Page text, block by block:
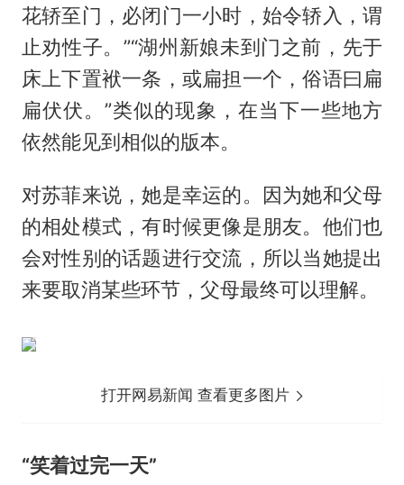
花轿至门，必闭门一小时，始令轿入，谓
止劝性子。”“湖州新娘未到门之前，先于
床上下置袱一条，或扁担一个，俗语曰扁
扁伏伏。”类似的现象，在当下一些地方
依然能见到相似的版本。
对苏菲来说，她是幸运的。因为她和父母
的相处模式，有时候更像是朋友。他们也
会对性别的话题进行交流，所以当她提出
来要取消某些环节，父母最终可以理解。
打开网易新闻 查看更多图片
“笑着过完一天”